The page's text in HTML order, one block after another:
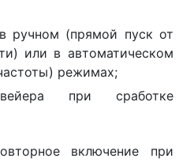
ручном (прямой пуск от
или в автоматическом
режимах;
при сработке
включение при